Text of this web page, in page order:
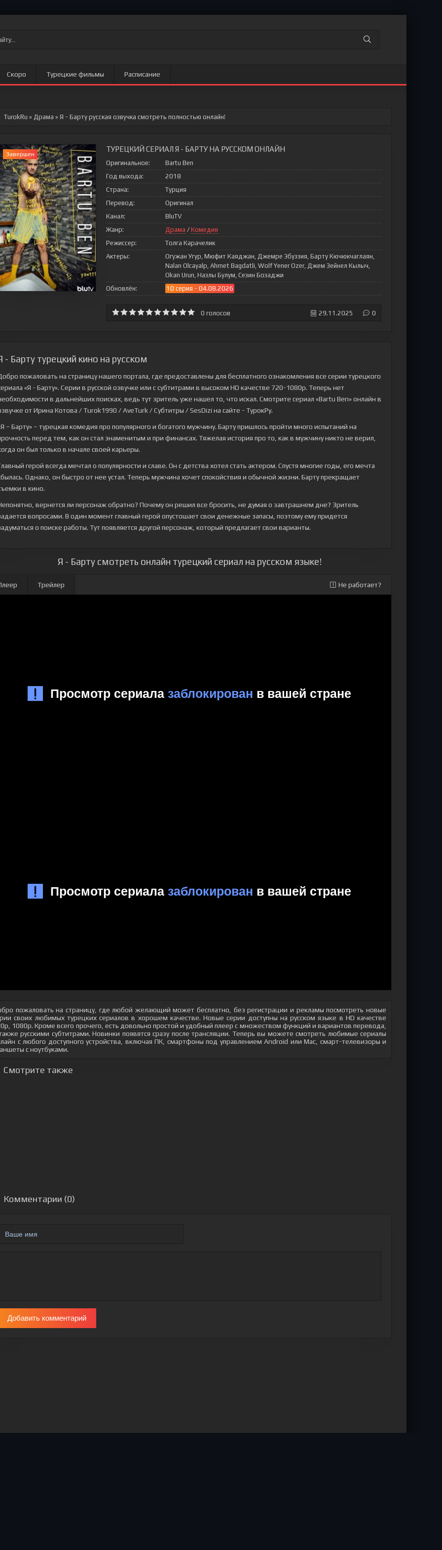
Скоро Турецкие фильмы Расписание
TurokRu » Драма » Я - Барту русская озвучка смотреть полностью онлайн!
Завершен
ТУРЕЦКИЙ СЕРИАЛ Я - БАРТУ НА РУССКОМ ОНЛАЙН
Оригинальное:
Bartu Ben
Год выхода:
2018
Страна:
Турция
Перевод:
Оригинал
Канал:
BluTV
Жанр:
Драма / Комедия
Режиссер:
Толга Карачелик
Актеры:
Огужан Угур, Мюфит Каяджан, Джемре Эбуззия, Барту Кючюкчаглаян,
Nalan Olcayalp, Ahmet Bagdatli, Wolf Yener Ozer, Джем Зейнел Кылыч,
Okan Urun, Назлы Булум, Сезин Бозаджи
Обновлён:
10 серия - 04.08.2026
0 голосов 29.11.2025 0
- Барту турецкий кино на русском
пожаловать на страницу нашего портала, где предоставлены для бесплатного ознакомления все серии турецкого
«Я - Барту». Серии в русской озвучке или с субтитрами в высоком HD качестве 720-1080p. Теперь нет
в дальнейших поисках, ведь тут зритель уже нашел то, что искал. Смотрите сериал «Bartu Ben» онлайн в
от Ирина Котова / Turok1990 / AveTurk / Субтитры / SesDizi на сайте - ТурокРу.
– Барту» – турецкая комедия про популярного и богатого мужчину. Барту пришлось пройти много испытаний на
перед тем, как он стал знаменитым и при финансах. Тяжелая история про то, как в мужчину никто не верил,
он был только в начале своей карьеры.
герой всегда мечтал о популярности и славе. Он с детства хотел стать актером. Спустя многие годы, его мечта
Однако, он быстро от нее устал. Теперь мужчина хочет спокойствия и обычной жизни. Барту прекращает
в кино.
вернется ли персонаж обратно? Почему он решил все бросить, не думая о завтрашнем дне? Зритель
вопросами. В один момент главный герой опустошает свои денежные запасы, поэтому ему придется
о поиске работы. Тут появляется другой персонаж, который предлагает свои варианты.
Я - Барту смотреть онлайн турецкий сериал на русском языке!
Трейлер Не работает?
пожаловать на страницу, где любой желающий может бесплатно, без регистрации и рекламы посмотреть новые
своих любимых турецких сериалов в хорошем качестве. Новые серии доступны на русском языке в HD качестве
1080p. Кроме всего прочего, есть довольно простой и удобный плеер с множеством функций и вариантов перевода,
русскими субтитрами. Новинки появятся сразу после трансляции. Теперь вы можете смотреть любимые сериалы
с любого доступного устройства, включая ПК, смартфоны под управлением Android или Mac, смарт-телевизоры и
с ноутбуками.
Смотрите также
Комментарии (0)
Добавить комментарий